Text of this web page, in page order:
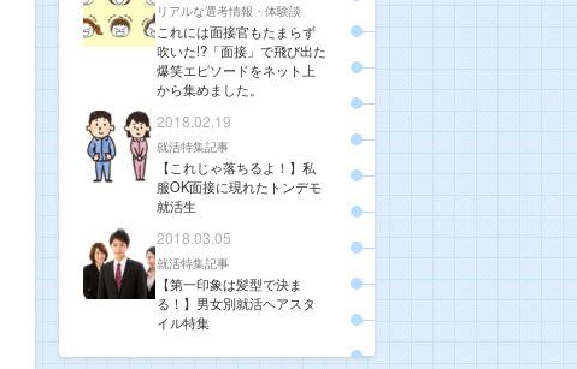
リアルな選考情報・体験談
これには面接官もたまらず
吹いた!?「面接」で飛び出た
爆笑エピソードをネット上
から集めました。
2018.02.19
就活特集記事
【これじゃ落ちるよ！】私
服OK面接に現れたトンデモ
就活生
2018.03.05
就活特集記事
【第一印象は髪型で決ま
る！】男女別就活ヘアスタ
イル特集